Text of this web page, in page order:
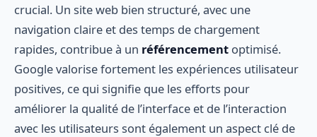
crucial. Un site web bien structuré, avec une
navigation claire et des temps de chargement
rapides, contribue à un référencement optimisé.
Google valorise fortement les expériences utilisateur
positives, ce qui signifie que les efforts pour
améliorer la qualité de l’interface et de l’interaction
avec les utilisateurs sont également un aspect clé de